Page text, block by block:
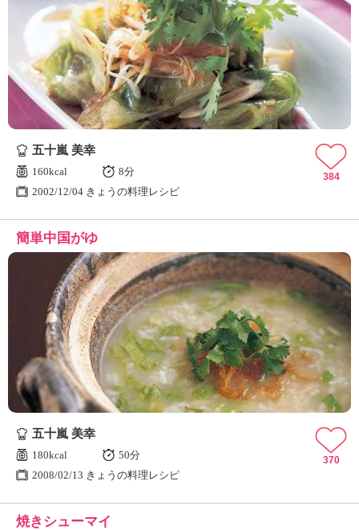
五十嵐 美幸
160kcal
8分
2002/12/04 きょうの料理レシピ
384
簡単中国がゆ
五十嵐 美幸
180kcal
50分
2008/02/13 きょうの料理レシピ
370
焼きシューマイ